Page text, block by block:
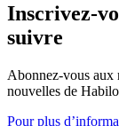
Inscrivez-
suivre
Abonnez-vous aux
nouvelles de
Pour plus